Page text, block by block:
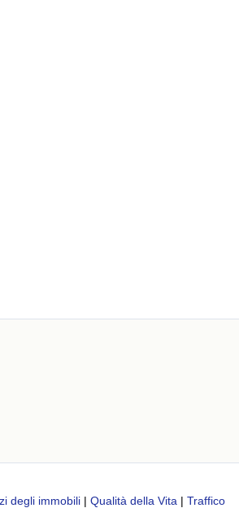
degli immobili | Qualità della Vita | Traffico